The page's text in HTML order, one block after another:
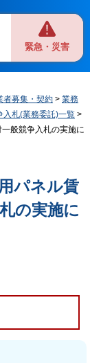
緊急・災害
者募集・契約 >業務
入札(業務委託)一覧 >
般競争入札の実施に
パネル賃
の実施に